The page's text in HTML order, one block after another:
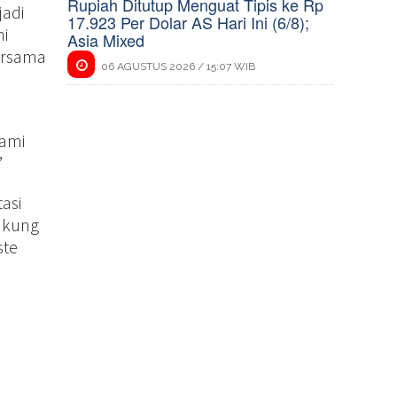
17.923 Per Dolar AS Hari Ini (6/8);
Asia Mixed
06 AGUSTUS 2026 / 15:07 WIB